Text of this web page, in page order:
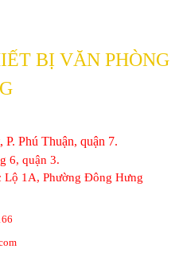
BỊ VĂN PHÒNG
Phú Thuận, quận 7.
6, quận 3.
Lộ 1A, Phường Đông Hưng